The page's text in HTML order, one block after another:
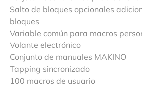
Salto de bloques opcionales
bloques
Variable común para macros
Volante electrónico
Conjunto de manuales MAKINO
Tapping sincronizado
100 macros de usuario